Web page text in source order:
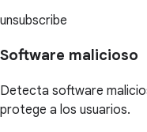
unsubscribe
Software malicioso
Detecta software
protege a los usuarios.